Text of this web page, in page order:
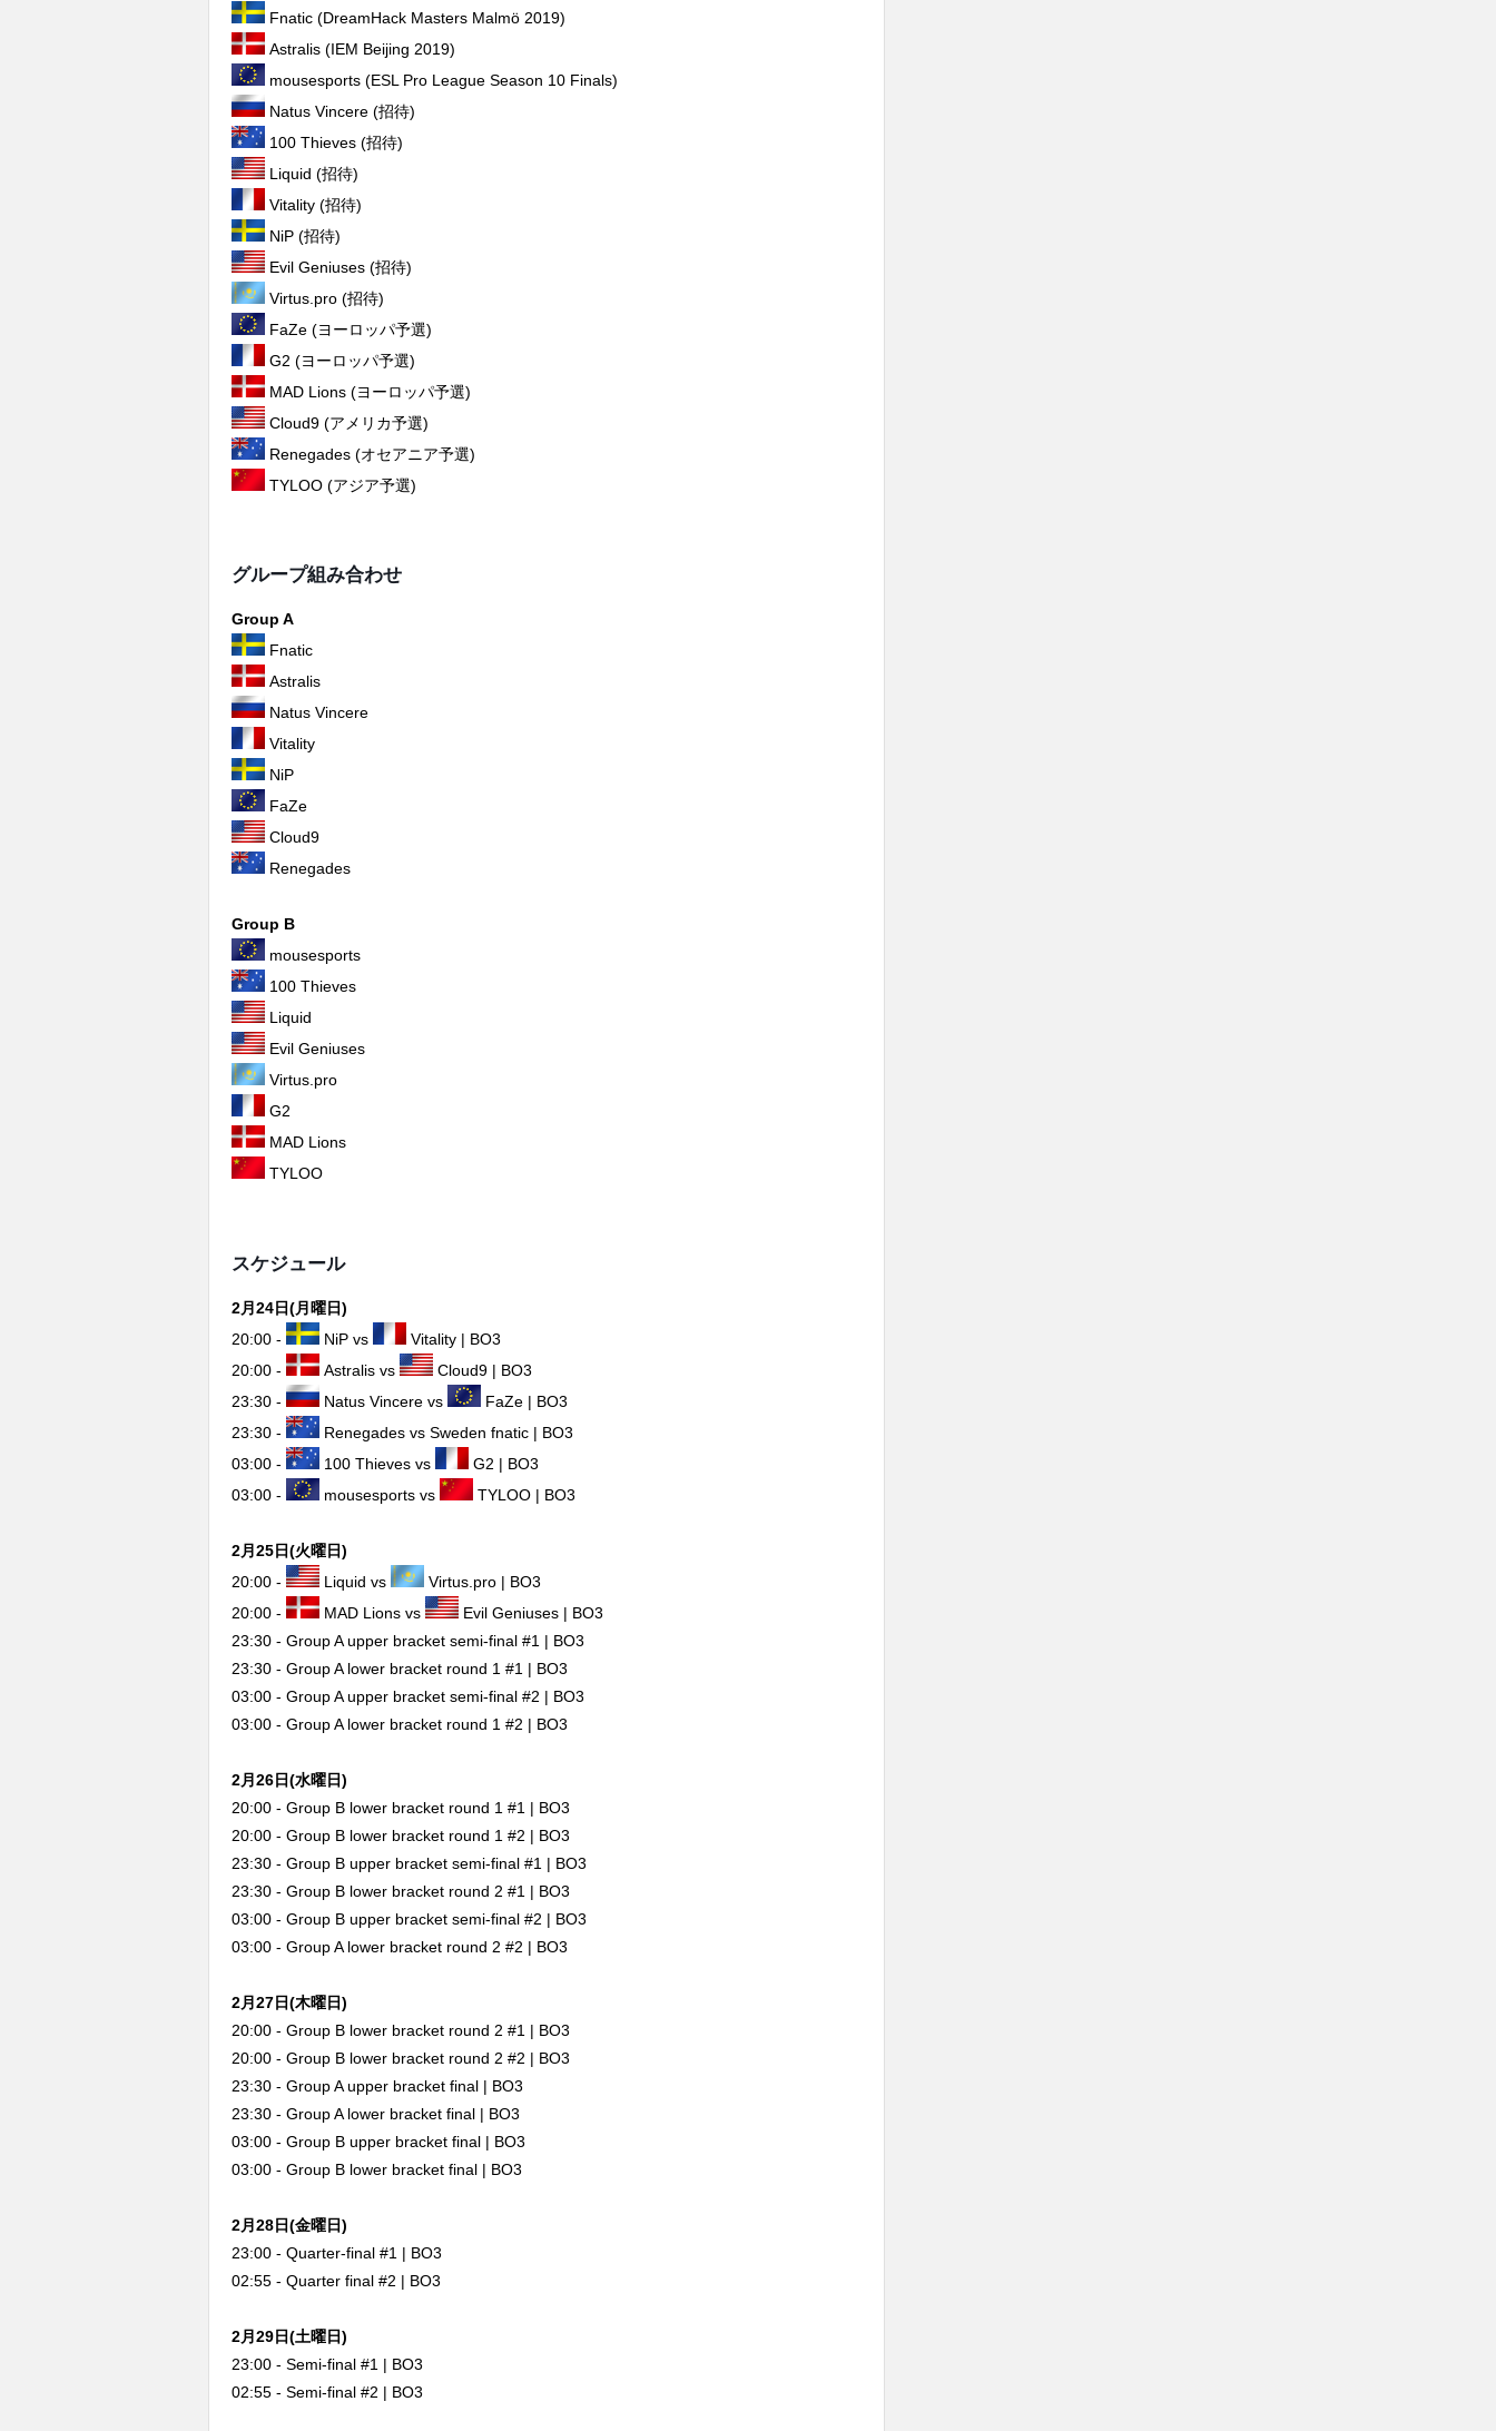
Fnatic (DreamHack Masters Malmö 2019)
Astralis (IEM Beijing 2019)
mousesports (ESL Pro League Season 10 Finals)
Natus Vincere (招待)
100 Thieves (招待)
Liquid (招待)
Vitality (招待)
NiP (招待)
Evil Geniuses (招待)
Virtus.pro (招待)
FaZe (ヨーロッパ予選)
G2 (ヨーロッパ予選)
MAD Lions (ヨーロッパ予選)
Cloud9 (アメリカ予選)
Renegades (オセアニア予選)
TYLOO (アジア予選)
グループ組み合わせ
Group A
Fnatic
Astralis
Natus Vincere
Vitality
NiP
FaZe
Cloud9
Renegades
Group B
mousesports
100 Thieves
Liquid
Evil Geniuses
Virtus.pro
G2
MAD Lions
TYLOO
スケジュール
2月24日(月曜日)
20:00 -
NiP vs
Vitality | BO3
20:00 -
Astralis vs
Cloud9 | BO3
23:30 -
Natus Vincere vs
FaZe | BO3
23:30 -
Renegades vs Sweden fnatic | BO3
03:00 -
100 Thieves vs
G2 | BO3
03:00 -
mousesports vs TYLOO | BO3
2月25日(火曜日)
20:00 -
Liquid vs
Virtus.pro | BO3
20:00 -
MAD Lions vs
Evil Geniuses | BO3
23:30 - Group A upper bracket semi-final #1 | BO3
23:30 - Group A lower bracket round 1 #1 | BO3
03:00 - Group A upper bracket semi-final #2 | BO3
03:00 - Group A lower bracket round 1 #2 | BO3
2月26日(水曜日)
20:00 - Group B lower bracket round 1 #1 | BO3
20:00 - Group B lower bracket round 1 #2 | BO3
23:30 - Group B upper bracket semi-final #1 | BO3
23:30 - Group B lower bracket round 2 #1 | BO3
03:00 - Group B upper bracket semi-final #2 | BO3
03:00 - Group A lower bracket round 2 #2 | BO3
2月27日(木曜日)
20:00 - Group B lower bracket round 2 #1 | BO3
20:00 - Group B lower bracket round 2 #2 | BO3
23:30 - Group A upper bracket final | BO3
23:30 - Group A lower bracket final | BO3
03:00 - Group B upper bracket final | BO3
03:00 - Group B lower bracket final | BO3
2月28日(金曜日)
23:00 - Quarter-final #1 | BO3
02:55 - Quarter final #2 | BO3
2月29日(土曜日)
23:00 - Semi-final #1 | BO3
02:55 - Semi-final #2 | BO3